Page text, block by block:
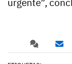
urgente”,